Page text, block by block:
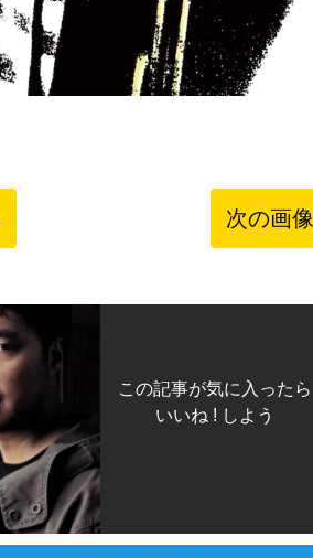
次の画像
この記事が気に入ったら
いいね ! しよう